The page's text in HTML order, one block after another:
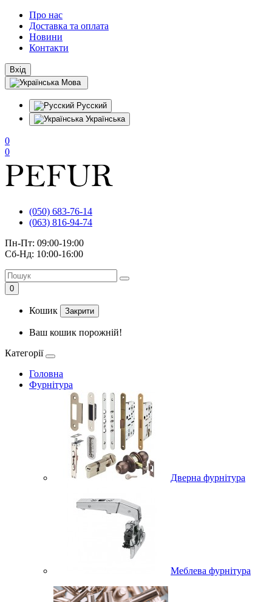
Про нас
Доставка та оплата
Новини
Контакти
Вхід
Мова
Русский
Українська
0
0
(050) 683-76-14
(063) 816-94-74
Пн-Пт: 09:00-19:00
Сб-Нд: 10:00-16:00
0
Кошик Закрити
Ваш кошик порожній!
Категорії
Головна
Фурнітура
Дверна фурнітура
Меблева фурнітура